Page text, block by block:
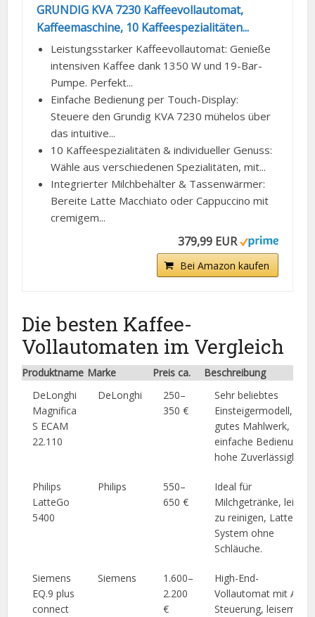
GRUNDIG KVA 7230 Kaffeevollautomat,
Kaffeemaschine, 10 Kaffeespezialitäten...
Leistungsstarker Kaffeevollautomat: Genieße
intensiven Kaffee dank 1350 W und 19-Bar-
Pumpe. Perfekt...
Einfache Bedienung per Touch-Display:
Steuere den Grundig KVA 7230 mühelos über
das intuitive...
10 Kaffeespezialitäten & individueller Genuss:
Wähle aus verschiedenen Spezialitäten, mit...
Integrierter Milchbehälter & Tassenwärmer:
Bereite Latte Macchiato oder Cappuccino mit
cremigem...
379,99 EUR
Bei Amazon kaufen
Die besten Kaffee-
Vollautomaten im Vergleich
Produktname Marke Preis ca.
Beschreibung
DeLonghi
Magnifica
S ECAM
22.110
DeLonghi
250–
350 €
Sehr beliebtes
Einsteigermodell,
gutes Mahlwerk,
einfache Bedienung,
hohe Zuverlässigkeit.
Philips
LatteGo
5400
Philips
550–
650 €
Ideal für
Milchgetränke, leicht
zu reinigen, LatteGo-
System ohne
Schläuche.
Siemens
EQ.9 plus
connect
Siemens
1.600–
2.200
€
High-End-
Vollautomat mit App-
Steuerung, leisem